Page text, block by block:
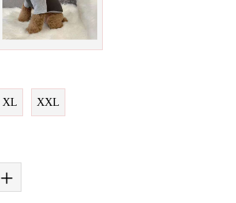
XL XXL
+